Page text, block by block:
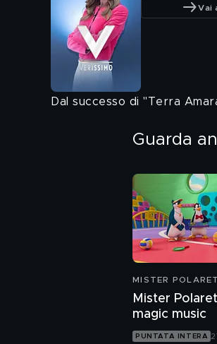
Vai
Dal successo di "Terra
Guarda
MISTER
Mister
magic music
PUNTATA INTERA